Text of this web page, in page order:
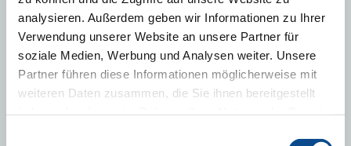
analysieren. Außerdem geben wir Informationen zu Ihrer
Verwendung unserer Website an unsere Partner für
soziale Medien, Werbung und Analysen weiter. Unsere
Partner führen diese Informationen möglicherweise mit
weiteren Daten zusammen, die Sie ihnen bereitgestellt
Austrotherm EPS NEO Spádové klíny